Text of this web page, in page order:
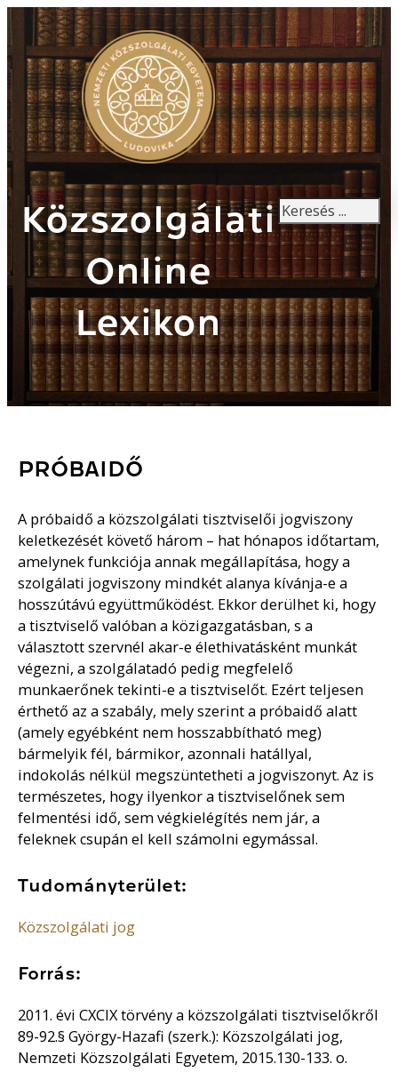
Közszolgálati
Online
Lexikon
Keresés
PRÓBAIDŐ
A próbaidő a közszolgálati tisztviselői jogviszony
keletkezését követő három – hat hónapos időtartam,
amelynek funkciója annak megállapítása, hogy a
szolgálati jogviszony mindkét alanya kívánja-e a
hosszútávú együttműködést. Ekkor derülhet ki, hogy
a tisztviselő valóban a közigazgatásban, s a
választott szervnél akar-e élethivatásként munkát
végezni, a szolgálatadó pedig megfelelő
munkaerőnek tekinti-e a tisztviselőt. Ezért teljesen
érthető az a szabály, mely szerint a próbaidő alatt
(amely egyébként nem hosszabbítható meg)
bármelyik fél, bármikor, azonnali hatállyal,
indokolás nélkül megszüntetheti a jogviszonyt. Az is
természetes, hogy ilyenkor a tisztviselőnek sem
felmentési idő, sem végkielégítés nem jár, a
feleknek csupán el kell számolni egymással.
Tudományterület:
Közszolgálati jog
Forrás:
2011. évi CXCIX törvény a közszolgálati tisztviselőkről
89-92.§ György-Hazafi (szerk.): Közszolgálati jog,
Nemzeti Közszolgálati Egyetem, 2015.130-133. o.